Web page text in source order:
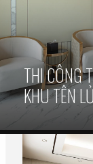
THI CÔNG
KHU TÊN